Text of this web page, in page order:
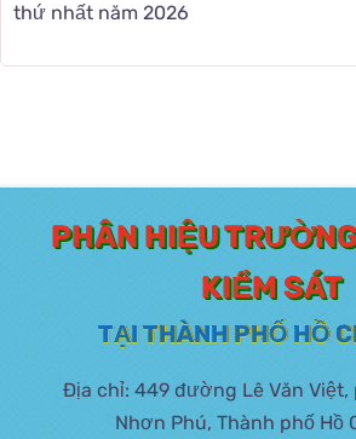
thứ nhất năm 2026
PHÂN HIỆU
KIỂM SÁT
TẠI THÀNH PHỐ HỒ
Địa chỉ: 449 đường Lê Văn
Nhơn Phú, Thành phố Hồ